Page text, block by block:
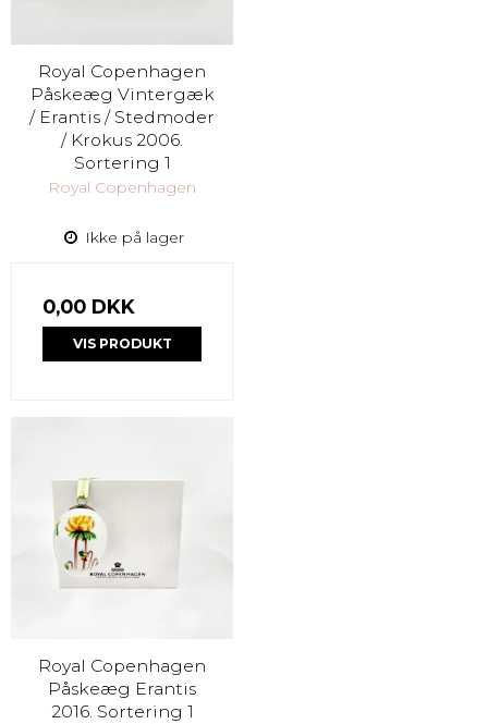
Royal Copenhagen
Påskeæg Vintergæk
/ Erantis / Stedmoder
/ Krokus 2006.
Sortering 1
Royal Copenhagen
Ikke på lager
0,00 DKK
VIS PRODUKT
Royal Copenhagen
Påskeæg Erantis
2016. Sortering 1